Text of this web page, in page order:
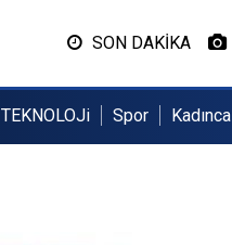
SON DAKİKA
TEKNOLOJi Spor Kadınca